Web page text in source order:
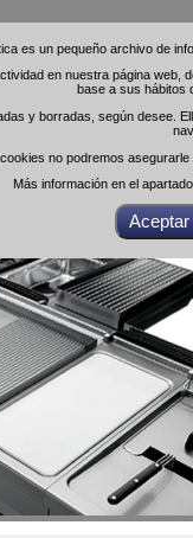
es un pequeño archivo de
en nuestra página
base a sus hábitos
y borradas, según desee.
no podremos
Más información en el
es un pequeño archivo de
en nuestra página
base a sus hábitos
y borradas, según desee.
no podremos
Más información en el